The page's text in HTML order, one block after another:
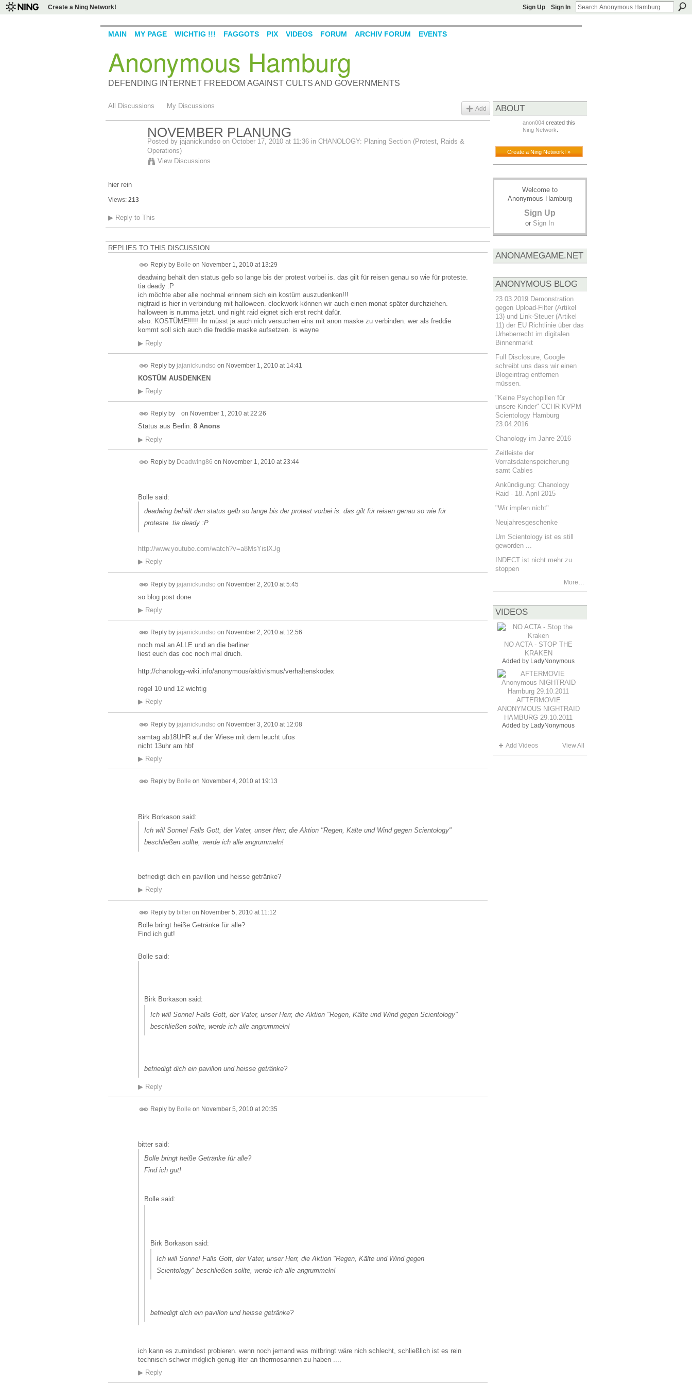
Create a Ning Network! Sign Up Sign In
Anonymous Hamburg
DEFENDING INTERNET FREEDOM AGAINST CULTS AND GOVERNMENTS
MAIN MY PAGE WICHTIG !!! FAGGOTS PIX VIDEOS FORUM ARCHIV FORUM EVENTS
All Discussions My Discussions Add
NOVEMBER PLANUNG
Posted by jajanickundsoon October 17, 2010 at 11:36 in CHANOLOGY: Planing Section (Protest, Raids &
Operations)
View Discussions
hier rein
Views: 213
▶Reply to This
REPLIES TO THIS DISCUSSION
Reply by Bolle on November 1, 2010 at 13:29
deadwing behält den status gelb so lange bis der protest vorbei is. das gilt für reisen genau so wie für proteste.
tia deady :P
ich möchte aber alle nochmal erinnern sich ein kostüm auszudenken!!!
nigtraid is hier in verbindung mit halloween. clockwork können wir auch einen monat später durchziehen.
halloween is numma jetzt. und night raid eignet sich erst recht dafür.
also: KOSTÜME!!!!! ihr müsst ja auch nich versuchen eins mit anon maske zu verbinden. wer als freddie
kommt soll sich auch die freddie maske aufsetzen. is wayne
▶Reply
Reply by jajanickundso on November 1, 2010 at 14:41
KOSTÜM AUSDENKEN
▶Reply
Reply by on November 1, 2010 at 22:26
Status aus Berlin: 8 Anons
▶Reply
Reply by Deadwing86 on November 1, 2010 at 23:44
Bolle said:
deadwing behält den status gelb so lange bis der protest vorbei is. das gilt für reisen genau so wie für
proteste. tia deady :P
http://www.youtube.com/watch?v=a8MsYislXJg
▶Reply
Reply by jajanickundso on November 2, 2010 at 5:45
so blog post done
▶Reply
Reply by jajanickundso on November 2, 2010 at 12:56
noch mal an ALLE und an die berliner
liest euch das coc noch mal druch.
http://chanology-wiki.info/anonymous/aktivismus/verhaltenskodex
regel 10 und 12 wichtig
▶Reply
Reply by jajanickundso on November 3, 2010 at 12:08
samtag ab18UHR auf der Wiese mit dem leucht ufos
nicht 13uhr am hbf
▶Reply
Reply by Bolle on November 4, 2010 at 19:13
Birk Borkason said:
Ich will Sonne! Falls Gott, der Vater, unser Herr, die Aktion "Regen, Kälte und Wind gegen Scientology"
beschließen sollte, werde ich alle angrummeln!
befriedigt dich ein pavillon und heisse getränke?
▶Reply
Reply by bitteron November 5, 2010 at 11:12
Bolle bringt heiße Getränke für alle?
Find ich gut!
Bolle said:
Birk Borkason said:
Ich will Sonne! Falls Gott, der Vater, unser Herr, die Aktion "Regen, Kälte und Wind gegen Scientology"
beschließen sollte, werde ich alle angrummeln!
befriedigt dich ein pavillon und heisse getränke?
▶Reply
Reply by Bolle on November 5, 2010 at 20:35
bitter said:
Bolle bringt heiße Getränke für alle?
Find ich gut!
Bolle said:
Birk Borkason said:
Ich will Sonne! Falls Gott, der Vater, unser Herr, die Aktion "Regen, Kälte und Wind gegen
Scientology" beschließen sollte, werde ich alle angrummeln!
befriedigt dich ein pavillon und heisse getränke?
ich kann es zumindest probieren. wenn noch jemand was mitbringt wäre nich schlecht, schließlich ist es rein
technisch schwer möglich genug liter an thermosannen zu haben ....
▶Reply
ABOUT
anon004created this
Ning Network
Create a Ning Network! »
Welcome to
Anonymous Hamburg
Sign Up
or Sign In
ANONAMEGAME.NET
ANONYMOUS BLOG
23.03.2019 Demonstration
gegen Upload-Filter (Artikel
13) und Link-Steuer (Artikel
11) der EU Richtlinie über das
Urheberrecht im digitalen
Binnenmarkt
Full Disclosure, Google
schreibt uns dass wir einen
Blogeintrag entfernen
müssen.
"Keine Psychopillen für
unsere Kinder" CCHR KVPM
Scientology Hamburg
23.04.2016
Chanology im Jahre 2016
Zeitleiste der
Vorratsdatenspeicherung
samt Cables
Ankündigung: Chanology
Raid - 18. April 2015
"Wir impfen nicht"
Neujahresgeschenke
Um Scientology ist es still
geworden ...
INDECT ist nicht mehr zu
stoppen
More…
VIDEOS
NO ACTA - STOP THE
KRAKEN
Added by LadyNonymous
AFTERMOVIE
ANONYMOUS NIGHTRAID
HAMBURG 29.10.2011
Added by LadyNonymous
Add Videos View All